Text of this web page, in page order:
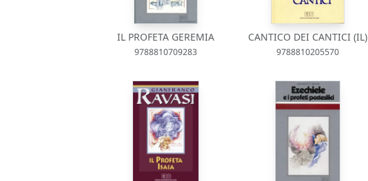
IL PROFETA GEREMIA
9788810709283
CANTICO DEI CANTICI (IL)
9788810205570